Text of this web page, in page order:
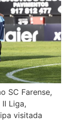
SC Farense,
Liga,
visitada